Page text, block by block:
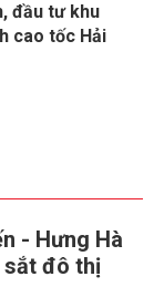
đầu tư khu
cao tốc Hải
- Hưng Hà
sắt đô thị